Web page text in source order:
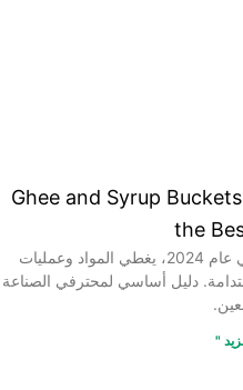
Ghee and Syrup
the
تحليل شامل لإنتاج دلو بذور الطيور في عام 2024، يغطي المواد وعمليات
دليل أساسي لمحترفي الصناعة
"